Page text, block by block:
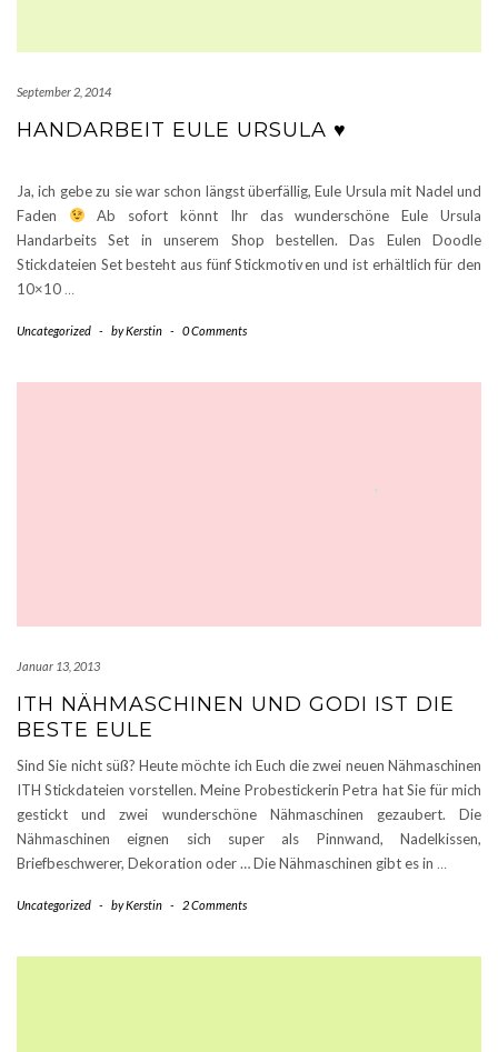
September 2, 2014
HANDARBEIT EULE URSULA ♥
Ja, ich gebe zu sie war schon längst überfällig, Eule Ursula mit Nadel und
Faden
Ab sofort könnt Ihr das wunderschöne Eule Ursula
Handarbeits Set in unserem Shop bestellen. Das Eulen Doodle
Stickdateien Set besteht aus fünf Stickmotiven und ist erhältlich für den
10×10 …
Uncategorized - byKerstin - 0 Comments
Januar 13, 2013
ITH NÄHMASCHINEN UND GODI IST DIE
BESTE EULE
Sind Sie nicht süß? Heute möchte ich Euch die zwei neuen Nähmaschinen
ITH Stickdateien vorstellen. Meine Probestickerin Petra hat Sie für mich
gestickt und zwei wunderschöne Nähmaschinen gezaubert. Die
Nähmaschinen eignen sich super als Pinnwand, Nadelkissen,
Briefbeschwerer, Dekoration oder … Die Nähmaschinen gibt es in …
Uncategorized - byKerstin - 2 Comments